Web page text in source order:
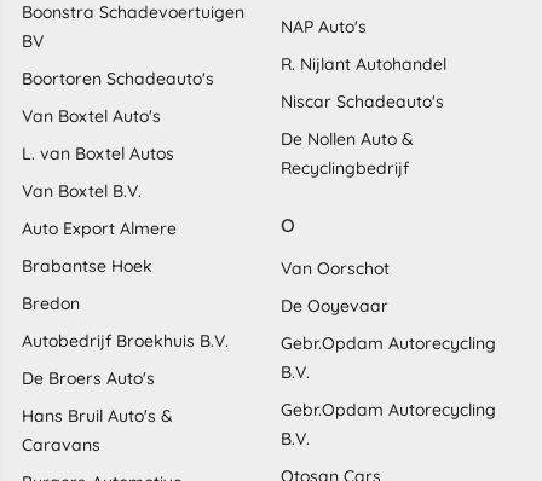
Boonstra Schadevoertuigen
BV
Boortoren Schadeauto's
Van Boxtel Auto's
L. van Boxtel Autos
Van Boxtel B.V.
Auto Export Almere
Brabantse Hoek
Bredon
Autobedrijf Broekhuis B.V.
De Broers Auto's
Hans Bruil Auto's &
Caravans
NAP Auto's
R. Nijlant Autohandel
Niscar Schadeauto's
De Nollen Auto &
Recyclingbedrijf
O
Van Oorschot
De Ooyevaar
Gebr.Opdam Autorecycling
B.V.
Gebr.Opdam Autorecycling
B.V.